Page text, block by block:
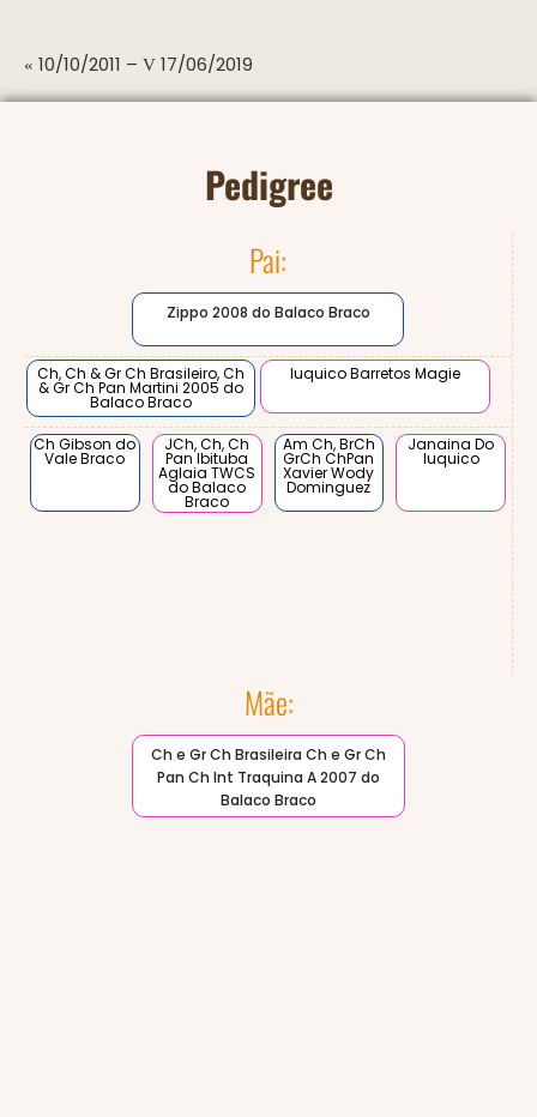
« 10/10/2011 – V 17/06/2019
Pedigree
Pai:
Zippo 2008 do Balaco Braco
Ch, Ch & Gr Ch Brasileiro, Ch
& Gr Ch Pan Martini 2005 do
Balaco Braco
Iuquico Barretos Magie
Ch Gibson do
Vale Braco
JCh, Ch, Ch
Pan Ibituba
Aglaia TWCS
do Balaco
Braco
Am Ch, BrCh
GrCh ChPan
Xavier Wody
Dominguez
Janaina Do
Iuquico
Mãe:
Ch e Gr Ch Brasileira Ch e Gr Ch
Pan Ch Int Traquina A 2007 do
Balaco Braco